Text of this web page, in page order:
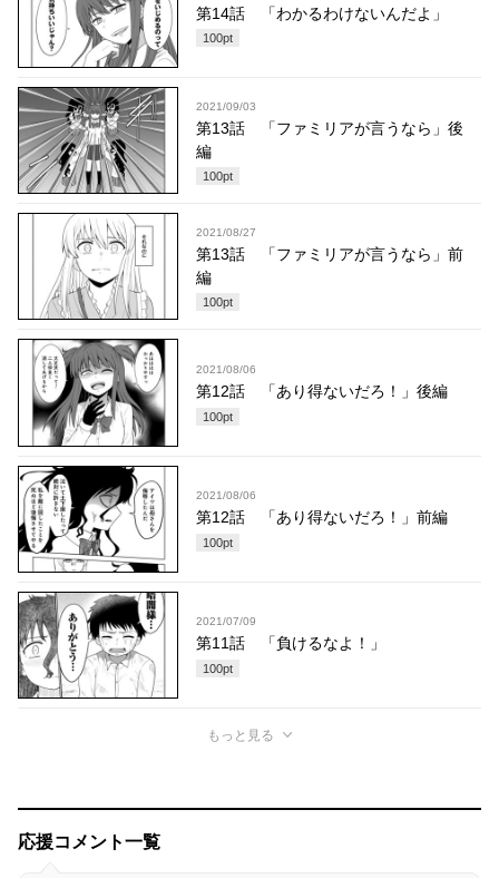
第14話 「わかるわけないんだよ」
100pt
2021/09/03
第13話 「ファミリアが言うなら」後
編
100pt
2021/08/27
第13話 「ファミリアが言うなら」前
編
100pt
2021/08/06
第12話 「あり得ないだろ！」後編
100pt
2021/08/06
第12話 「あり得ないだろ！」前編
100pt
2021/07/09
第11話 「負けるなよ！」
100pt
もっと見る
応援コメント一覧